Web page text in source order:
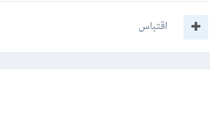
اقتباس